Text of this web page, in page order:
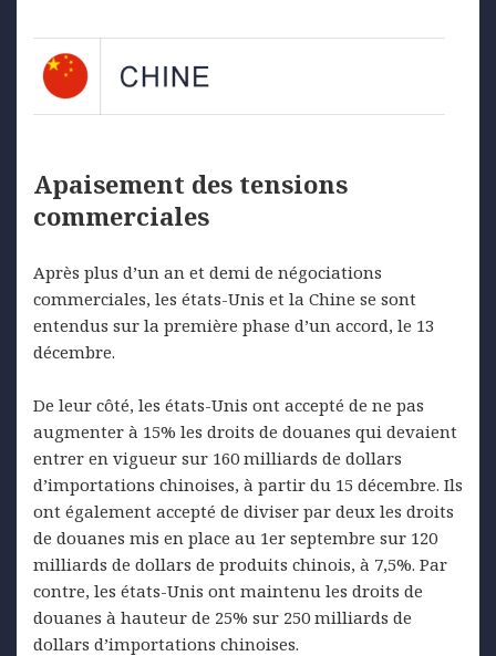
Apaisement des tensions
commerciales
Après plus d’un an et demi de négociations
commerciales, les états-Unis et la Chine se sont
entendus sur la première phase d’un accord, le 13
décembre.
De leur côté, les états-Unis ont accepté de ne pas
augmenter à 15% les droits de douanes qui devaient
entrer en vigueur sur 160 milliards de dollars
d’importations chinoises, à partir du 15 décembre. Ils
ont également accepté de diviser par deux les droits
de douanes mis en place au 1er septembre sur 120
milliards de dollars de produits chinois, à 7,5%. Par
contre, les états-Unis ont maintenu les droits de
douanes à hauteur de 25% sur 250 milliards de
dollars d’importations chinoises.